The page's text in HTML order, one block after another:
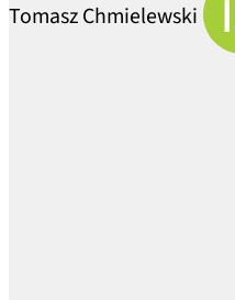
Tomasz Chmielewski